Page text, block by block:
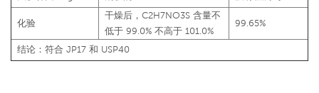
化验
干燥后，C2H7NO3S 含量不
低于 99.0% 不高于 101.0%
99.65%
结论：符合 JP17 和 USP40